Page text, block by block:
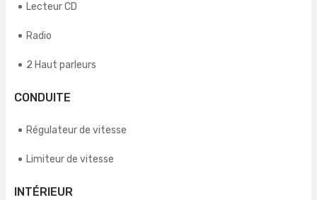
Lecteur CD
Radio
2 Haut parleurs
CONDUITE
Régulateur de vitesse
Limiteur de vitesse
INTÉRIEUR